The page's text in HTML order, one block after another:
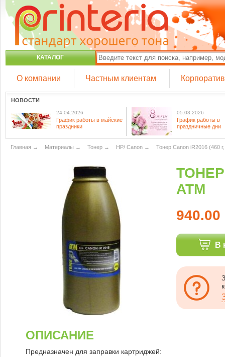
КАТАЛОГ
О компании Частным клиентам
НОВОСТИ
24.04.2026
График работы в майские
праздники
05.03.2026
График работы в
праздничные дни
Главная → Материалы → Тонер → HP/ Canon → Тонер Canon iR2016 (460
ТОНЕР
ATM
940.00
В
ОПИСАНИЕ
Предназначен для заправки картриджей: